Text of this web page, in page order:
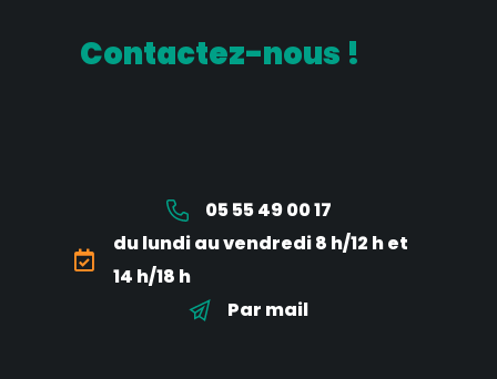
Contactez-nous !
05 55 49 00 17
du lundi au vendredi 8 h/12 h et
14 h/18 h
Par mail